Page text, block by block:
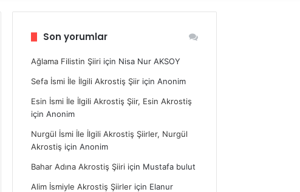
görünümü
Son yorumlar
Ağlama Filistin Şiiri için Nisa Nur AKSOY
Sefa İsmi İle İlgili Akrostiş Şiir içinAnonim
Esin İsmi İle İlgili Akrostiş Şiir, Esin Akrostiş
içinAnonim
Nurgül İsmi İle İlgili Akrostiş Şiirler, Nurgül
Akrostiş içinAnonim
Bahar Adına Akrostiş Şiiri için Mustafa bulut
Alim İsmiyle Akrostiş Şiirler için Elanur